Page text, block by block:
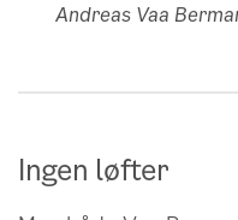
Andreas Vaa
Ingen løfter